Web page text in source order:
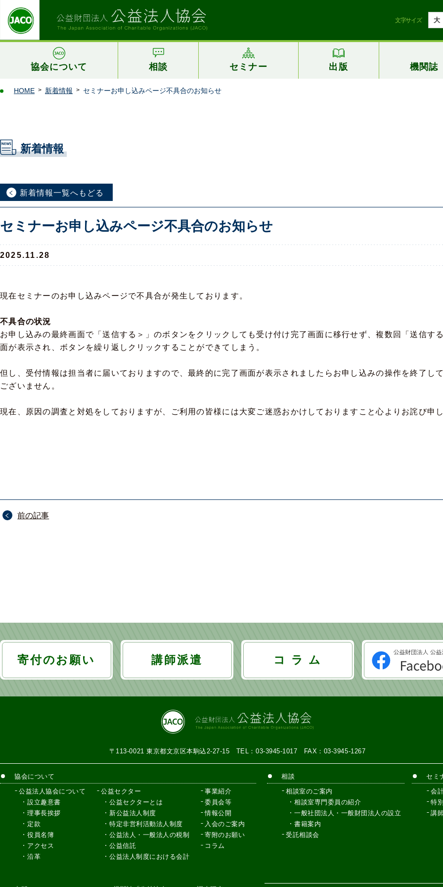
文字サイズ 大
協会について 相談 セミナー 出版 機関誌
HOME 新着情報 セミナーお申し込みページ不具合のお知らせ
新着情報
新着情報一覧へもどる
セミナーお申し込みページ不具合のお知らせ
2025.11.28
現在セミナーのお申し込みページで不具合が発生しております。
不具合の状況
お申し込みの最終画面で「送信する＞」のボタンをクリックしても受け付け完了画面に移行せず、複数回「送信す
面が表示され、ボタンを繰り返しクリックすることができてしまう。
但し、受付情報は担当者に届いておりますので、最終的に完了画面が表示されましたらお申し込みの操作を終了し
ございません。
現在、原因の調査と対処をしておりますが、ご利用の皆様には大変ご迷惑おかけしておりますこと心よりお詫び申
投
ョ
前の記事
寄付のお願い 講師派遣 コ ラ ム
〒113-0021 東京都文京区本駒込2-27-15 TEL：03-3945-1017 FAX：03-3945-1267
協会について
公益法人協会について
設立趣意書
理事長挨拶
定款
役員名簿
アクセス
沿革
公益セクター
公益セクターとは
新公益法人制度
特定非営利活動法人制度
公益法人・一般法人の税制
公益信託
公益法人制度における会計
事業紹介
委員会等
情報公開
入会のご案内
寄附のお願い
コラム
相談
相談室のご案内
相談室専門委員の紹介
一般社団法人・一般財団法人の設立
書籍案内
受託相談会
セミ
会
特
講